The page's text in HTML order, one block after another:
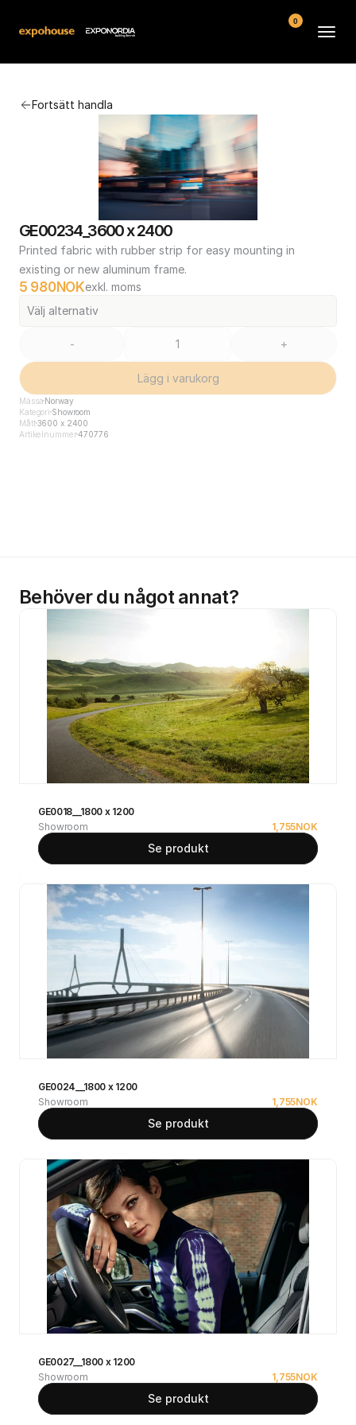
Fortsätt handla
GE00234_3600 x 2400
Printed fabric with rubber strip for easy mounting in
existing or new aluminum frame.
5 980NOKexkl. moms
Välj alternativ
- +
Lägg i varukorg
Mässa Norway
Kategori Showroom
Mått3600 x 2400
Artikelnummer470776
Behöver du något annat?
GE0018__1800 x 1200
Showroom
1,755NOK
Se produkt
GE0024__1800 x 1200
Showroom
1,755NOK
Se produkt
GE0027__1800 x 1200
Showroom
1,755NOK
Se produkt
Kontakt
Köpvillkor
0